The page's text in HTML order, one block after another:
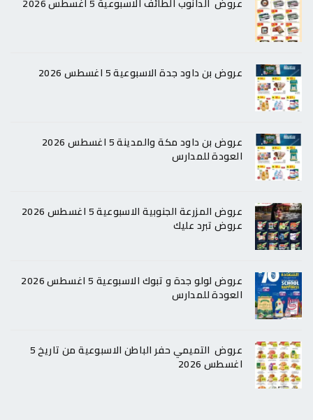
عروض بن داود جدة الاسبوعية 5 اغسطس 2026
عروض بن داود مكة والمدينة 5 اغسطس 2026
العودة للمدارس
عروض المزرعة الجنوبية الاسبوعية 5 اغسطس 2026
عروض تبرد عليك
عروض لولو جدة و تبوك الاسبوعية 5 اغسطس 2026
العودة للمدارس
عروض التميمي حفر الباطن الاسبوعية من تاريخ 5
اغسطس 2026